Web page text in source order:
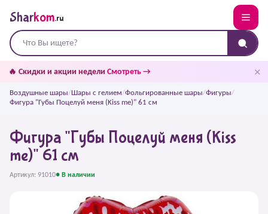
Sharkom.ru
🔥 Скидки и акции недели Смотреть → ✕
Воздушные шары/Шары с гелием/Фольгированные шары/Фигуры/
Фигура "Губы Поцелуй меня (Kiss me)" 61 см
Фигура "Губы Поцелуй меня (Kiss
me)" 61 см
Артикул: 91010● В наличии